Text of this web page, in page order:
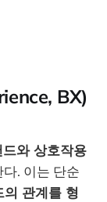
BX)
와 상호작용
. 이는 단순
의 관계를 형